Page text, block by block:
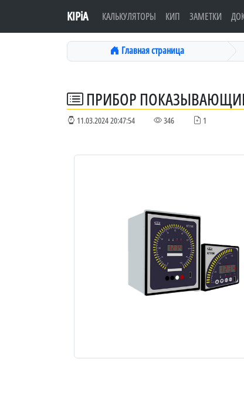
KIPiA КАЛЬКУЛЯТОРЫ КИП ЗАМЕТКИ
Главная страница
ПРИБОР
11.03.2024 20:47:54 346 1